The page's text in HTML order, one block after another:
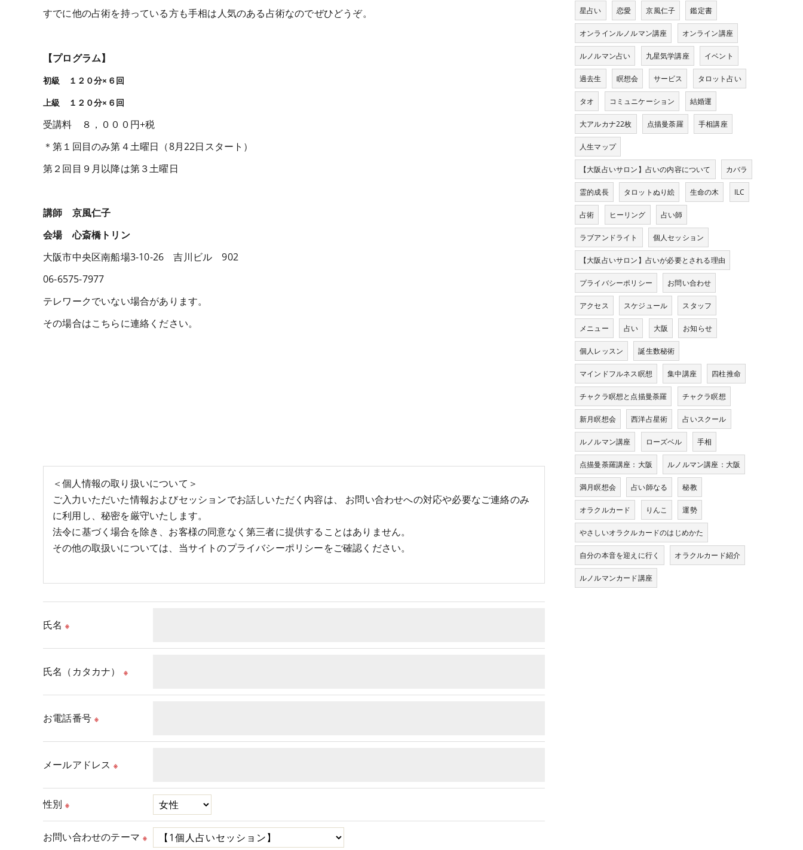
すでに他の占術を持っている方も手相は人気のある占術なのでぜひどうぞ。
【プログラム】
初級 １２０分×６回
上級 １２０分×６回
受講料 ８，０００円+税
＊第１回目のみ第４土曜日（8月22日スタート）
第２回目９月以降は第３土曜日
講師 京風仁子
会場 心斎橋トリン
大阪市中央区南船場3-10-26 吉川ビル 902
06-6575-7977
テレワークでいない場合があります。
その場合はこちらに連絡ください。
＜個人情報の取り扱いについて＞
ご入力いただいた情報およびセッションでお話しいただく内容は、 お問い合わせへの対応や必要なご連絡のみ
に利用し、秘密を厳守いたします。
法令に基づく場合を除き、お客様の同意なく第三者に提供することはありません。
その他の取扱いについては、当サイトのプライバシーポリシーをご確認ください。
氏名 ※
氏名（カタカナ） ※
お電話番号 ※
メールアドレス ※
性別 ※
お問い合わせのテーマ ※
星占い 恋愛 京風仁子 鑑定書
オンラインルノルマン講座 オンライン講座
ルノルマン占い 九星気学講座 イベント
過去生 瞑想会 サービス タロット占い
タオ コミュニケーション 結婚運
大アルカナ22枚 点描曼荼羅 手相講座
人生マップ
【大阪占いサロン】占いの内容について カバラ
霊的成長 タロットぬり絵 生命の木 ILC
占術 ヒーリング 占い師
ラブアンドライト 個人セッション
【大阪占いサロン】占いが必要とされる理由
プライバシーポリシー お問い合わせ
アクセス スケジュール スタッフ
メニュー 占い 大阪 お知らせ
個人レッスン 誕生数秘術
マインドフルネス瞑想 集中講座 四柱推命
チャクラ瞑想と点描曼荼羅 チャクラ瞑想
新月瞑想会 西洋占星術 占いスクール
ルノルマン講座 ローズベル 手相
点描曼荼羅講座：大阪 ルノルマン講座：大阪
満月瞑想会 占い師なる 秘教
オラクルカード りんこ 運勢
やさしいオラクルカードのはじめかた
自分の本音を迎えに行く オラクルカード紹介
ルノルマンカード講座